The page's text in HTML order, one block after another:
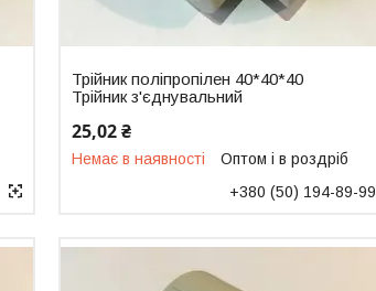
Трійник поліпропілен 40*40*40
Трійник з'єднувальний
25,02 ₴
Немає в наявності
Оптом і в роздріб
+380 (50) 194-89-99